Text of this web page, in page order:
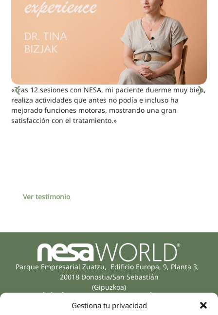
Gestiona tu privacidad
«Tras 12 sesiones con NESA, mi paciente duerme muy bien,
realiza actividades que antes no podía e incluso ha
mejorado funciones motoras, mostrando una gran
satisfacción con el tratamiento.»
Ver testimonio
Parque Empresarial Zuatzu, Edificio Europa, 9, Planta 3,
20018 Donostia/San Sebastián
(Gipuzkoa)
Sobre nosotros